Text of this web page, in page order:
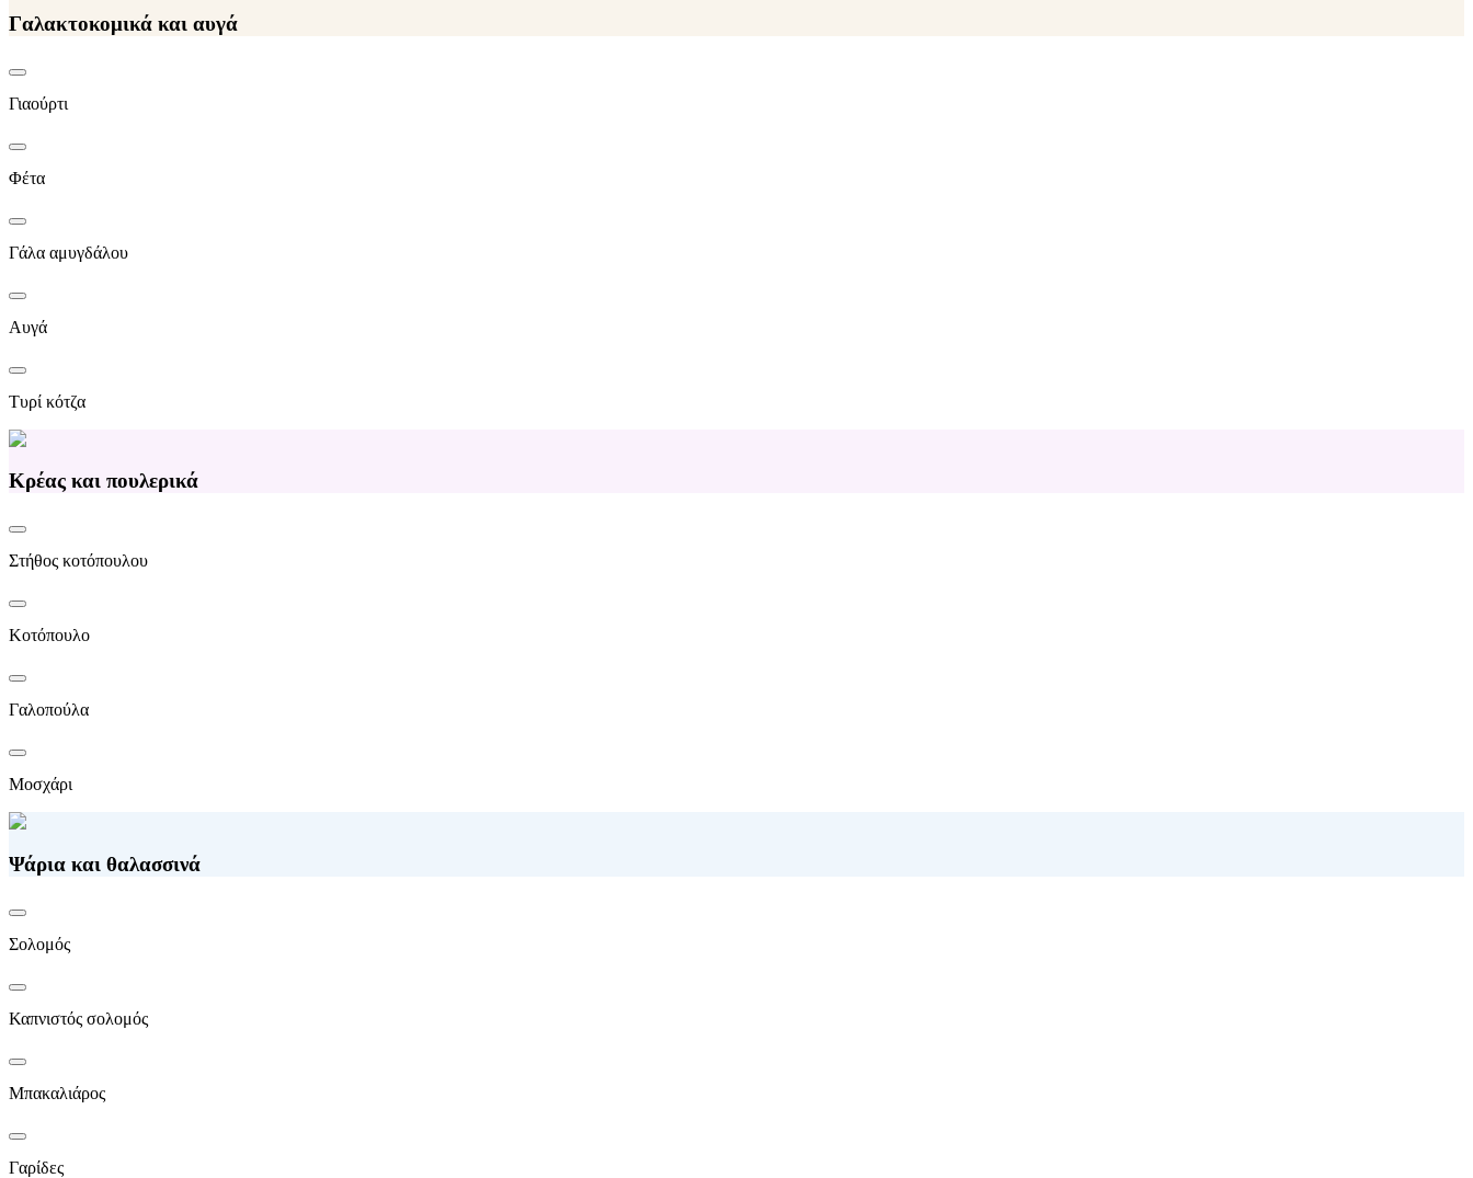
Γαλακτοκομικά και αυγά
Γιαούρτι
Φέτα
Γάλα αμυγδάλου
Αυγά
Τυρί κότζα
Κρέας και πουλερικά
Στήθος κοτόπουλου
Κοτόπουλο
Γαλοπούλα
Μοσχάρι
Ψάρια και θαλασσινά
Σολομός
Καπνιστός σολομός
Μπακαλιάρος
Γαρίδες